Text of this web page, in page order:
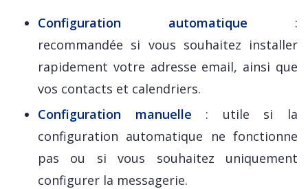
Configuration automatique :
recommandée si vous souhaitez installer
rapidement votre adresse email, ainsi que
vos contacts et calendriers.
Configuration manuelle : utile si la
configuration automatique ne fonctionne
pas ou si vous souhaitez uniquement
configurer la messagerie.